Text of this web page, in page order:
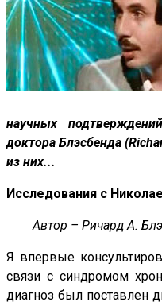
научных
доктора Блэсбенда
из них...
Исследования с
Автор – Ричард А.
Я впервые
связи с синдромом
диагноз был поставлен